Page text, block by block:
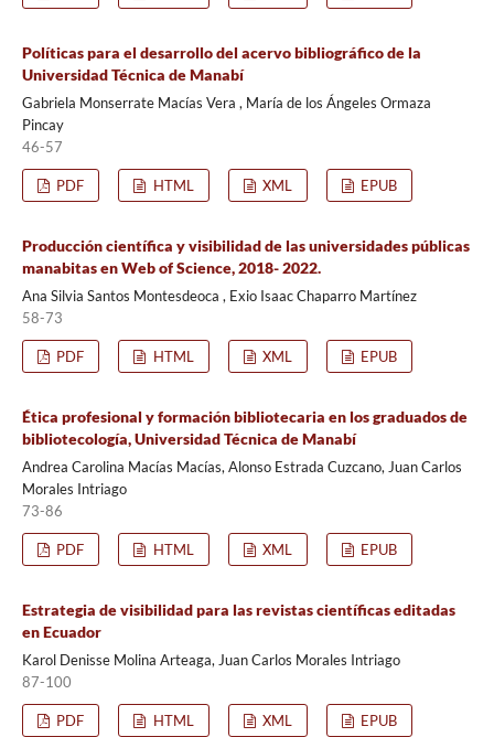
Políticas para el desarrollo del acervo bibliográfico de la
Universidad Técnica de Manabí
Gabriela Monserrate Macías Vera , María de los Ángeles Ormaza
Pincay
46-57
PDF HTML XML EPUB
Producción científica y visibilidad de las universidades públicas
manabitas en Web of Science, 2018- 2022.
Ana Silvia Santos Montesdeoca , Exio Isaac Chaparro Martínez
58-73
PDF HTML XML EPUB
Ética profesional y formación bibliotecaria en los graduados de
bibliotecología, Universidad Técnica de Manabí
Andrea Carolina Macías Macías, Alonso Estrada Cuzcano, Juan Carlos
Morales Intriago
73-86
PDF HTML XML EPUB
Estrategia de visibilidad para las revistas científicas editadas
en Ecuador
Karol Denisse Molina Arteaga, Juan Carlos Morales Intriago
87-100
PDF HTML XML EPUB